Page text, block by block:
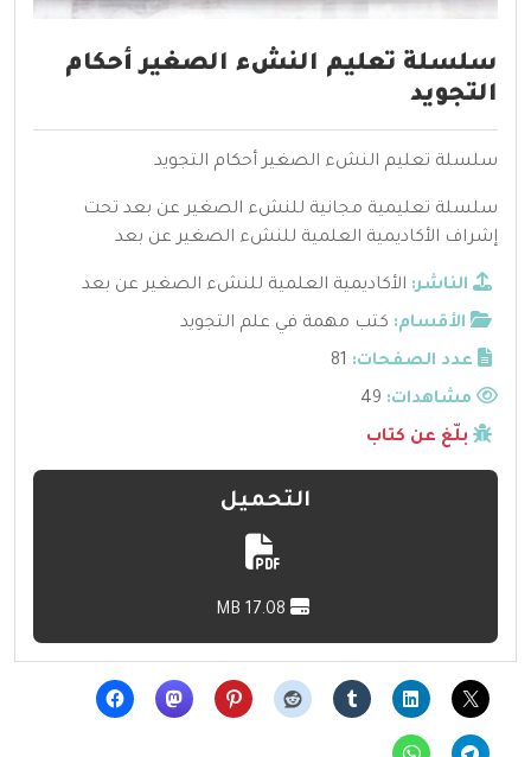
سلسلة تعليم النشء الصغير أحكام
التجويد
سلسلة تعليم النشء الصغير أحكام التجويد
سلسلة تعليمية مجانية للنشء الصغير عن بعد تحت
إشراف الأكاديمية العلمية للنشء الصغير عن بعد
الناشر: الأكاديمية العلمية للنشء الصغير عن بعد
الأقسام: كتب مهمة في علم التجويد
عدد الصفحات: 81
مشاهدات:
بلّغ عن كتاب
التحميل